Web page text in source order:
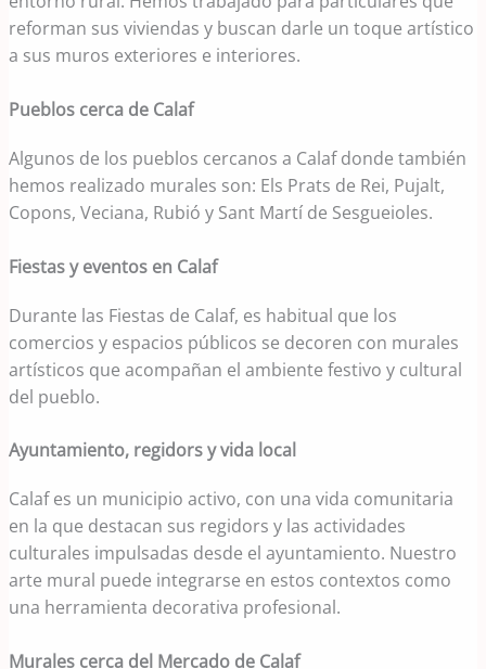
reforman sus viviendas y buscan darle un toque artístico
a sus muros exteriores e interiores.
Pueblos cerca de Calaf
Algunos de los pueblos cercanos a Calaf donde también
hemos realizado murales son: Els Prats de Rei, Pujalt,
Copons, Veciana, Rubió y Sant Martí de Sesgueioles.
Fiestas y eventos en Calaf
Durante las Fiestas de Calaf, es habitual que los
comercios y espacios públicos se decoren con murales
artísticos que acompañan el ambiente festivo y cultural
del pueblo.
Ayuntamiento, regidors y vida local
Calaf es un municipio activo, con una vida comunitaria
en la que destacan sus regidors y las actividades
culturales impulsadas desde el ayuntamiento. Nuestro
arte mural puede integrarse en estos contextos como
una herramienta decorativa profesional.
Murales cerca del Mercado de Calaf